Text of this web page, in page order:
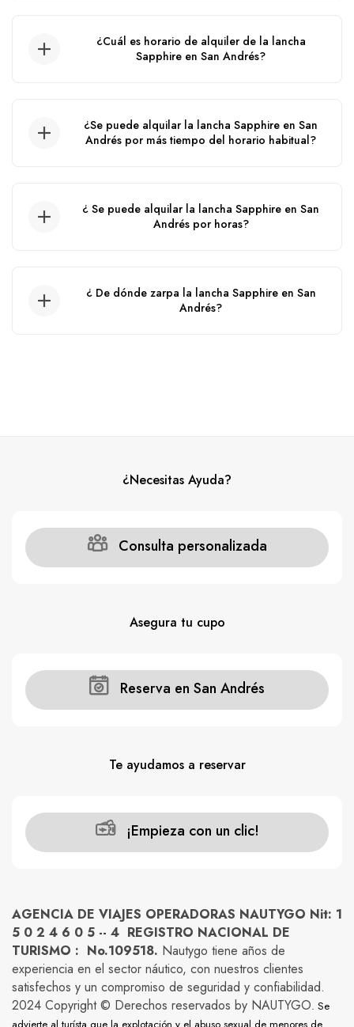
servicio, ya que aplican precios por cambio de
¿Cuál es horario de alquiler de la lancha
Sapphire en San Andrés?
¿Se puede alquilar la lancha Sapphire en San
Andrés por más tiempo del horario habitual?
¿ Se puede alquilar la lancha Sapphire en San
Andrés por horas?
¿ De dónde zarpa la lancha Sapphire en San
Andrés?
¿Necesitas Ayuda?
Consulta personalizada
Asegura tu cupo
Reserva en San Andrés
Te ayudamos a reservar
¡Empieza con un clic!
AGENCIA DE VIAJES OPERADORAS NAUTYGO Nit: 1
5 0 2 4 6 0 5 -- 4 REGISTRO NACIONAL DE
TURISMO : No.109518. Nautygo tiene años de
experiencia en el sector náutico, con nuestros clientes
satisfechos y un compromiso de seguridad y confiabilidad.
2024 Copyright © Derechos reservados by NAUTYGO. Se